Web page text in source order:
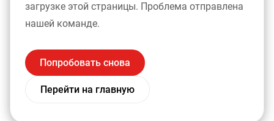
загрузке этой страницы. Проблема отправлена
нашей команде.
Попробовать снова
Перейти на главную